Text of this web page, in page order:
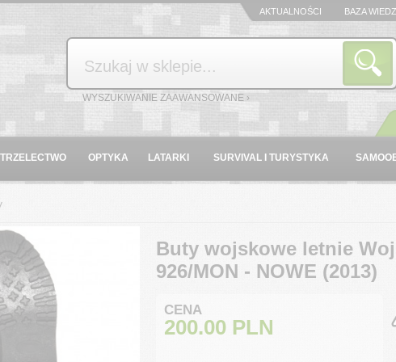
AKTUALNOŚCI BAZA
Szukaj
WYSZUKIWANIE ZAAWANSOWANE ›
OPTYKA LATARKI SURVIVAL I TURYSTYKA
Buty wojskowe letnie
926/MON - NOWE (2013)
CENA
200.00 PLN